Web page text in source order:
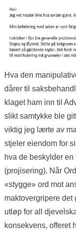
Hva den
dårer til
klaget ham inn til
slikt samtykke ble
viktig jeg lærte av
stjeler eiendom for
hva de beskylder
(projisering). Når
«stygge» ord mot
maktovergripere det
utløp for all
konsekvens, offeret